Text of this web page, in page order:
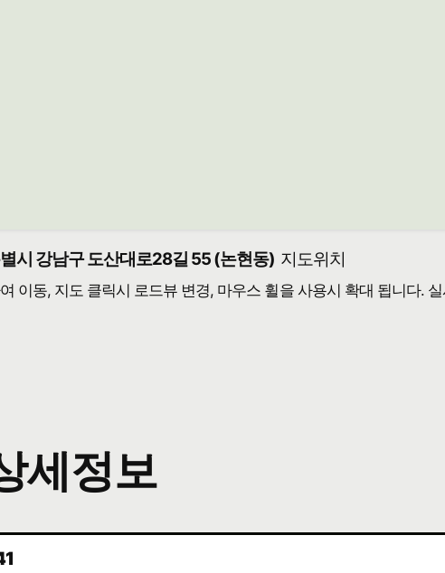
시 강남구 도산대로28길 55 (논현동) 지도위치
이동, 지도 클릭시 로드뷰 변경, 마우스 휠을 사용시 확대 됩니다.
세정보